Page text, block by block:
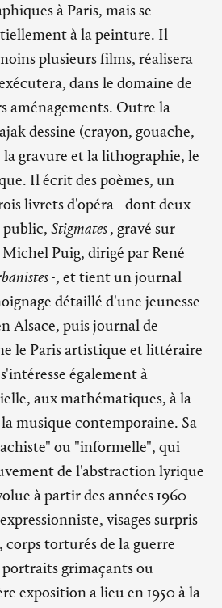
à Paris, mais se
à la peinture. Il
plusieurs films, réalisera
dans le domaine de
aménagements. Outre la
dessine (crayon, gouache,
gravure et la lithographie, le
Il écrit des poèmes, un
livrets d'opéra - dont deux
public, Stigmates, gravé sur
Puig, dirigé par René
-, et tient un journal
détaillé d'une jeunesse
Alsace, puis journal de
le Paris artistique et littéraire
également à
aux mathématiques, à la
musique contemporaine. Sa
ou "informelle", qui
de l'abstraction lyrique
à partir des années 1960
visages surpris
torturés de la guerre
grimaçants ou
exposition a lieu en 1950 à la